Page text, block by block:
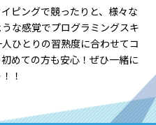
ピングで競ったりと、様々な
な感覚でプログラミングスキ
ひとりの習熟度に合わせてコ
めての方も安心！ぜひ一緒に
！